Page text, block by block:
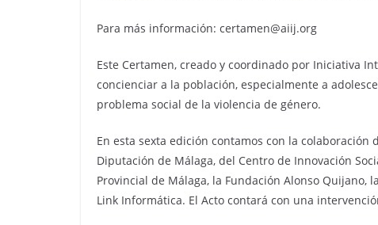
Para más información: certamen@aiij.org
Este Certamen, creado y coordinado por Iniciativa
concienciar a la población, especialmente a
problema social de la violencia de género.
En esta sexta edición contamos con la
Diputación de Málaga, del Centro de Innovación
Provincial de Málaga, la Fundación Alonso Quijano,
Link Informática. El Acto contará con una